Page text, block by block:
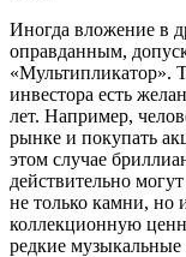
Иногда вложение в
оправданным,
«Мультипликатор».
инвестора есть
лет. Например,
рынке и покупать
этом случае
действительно
не только камни, но
коллекционную
редкие